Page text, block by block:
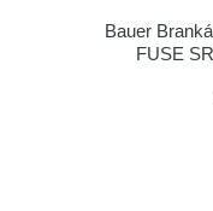
Bauer
FUSE